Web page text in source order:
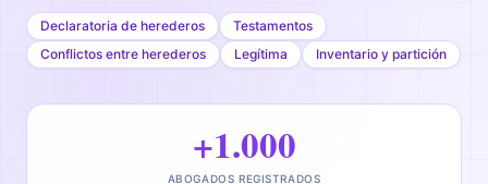
Declaratoria de herederos
Testamentos
Conflictos entre herederos
Legítima Inventario y partición
+1.000
ABOGADOS REGISTRADOS